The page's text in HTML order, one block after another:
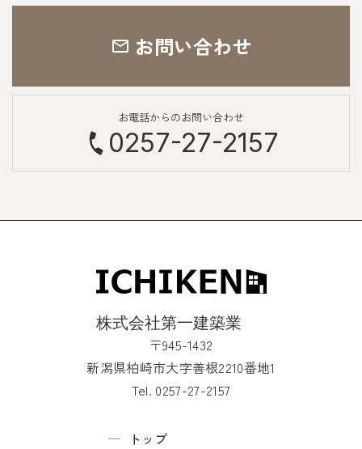
お問い合わせ
お電話からのお問い合わせ
0257-27-2157
〒945-1432
新潟県柏崎市大字善根2210番地1
Tel. 0257-27-2157
トップ